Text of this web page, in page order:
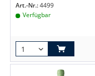
Art.-Nr.:4499
Verfügbar